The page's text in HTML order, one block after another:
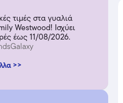
τιμές στα γυαλιά
Westwood! Ισχύει
έως 11/08/2026.
>>